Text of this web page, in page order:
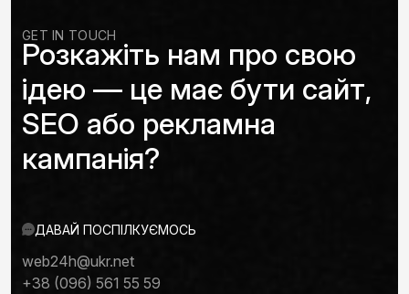
GET IN TOUCH
Розкажіть нам про свою
ідею — це має бути сайт,
SEO або рекламна
кампанія?
ДАВАЙ ПОСПІЛКУЄМОСЬ
web24h@ukr.net
+38 (096) 561 55 59